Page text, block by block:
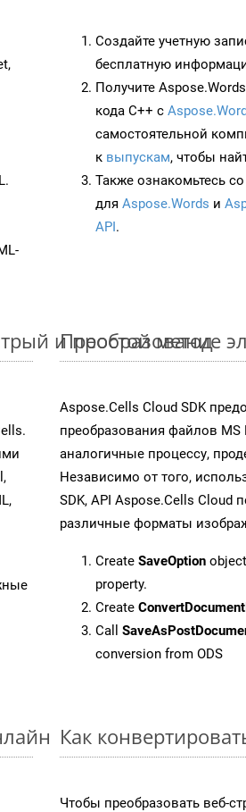
Создайте учетную
бесплатную
Получите
кода C++ с
самостоятельной
к выпускам, чтобы
Также ознакомьтесь
для Aspose.Words и
API.
и простой метод
Преобразование
Aspose.Cells Cloud SDK
преобразования файлов
аналогичные процессу,
Независимо от того,
SDK, API Aspose.Cells Cloud
различные форматы
Create SaveOption
property.
Create
Call
conversion from ODS
Как
Чтобы преобразовать веб-